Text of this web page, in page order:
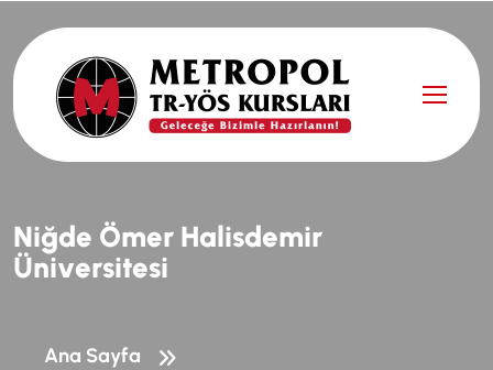
Niğde Ömer Halisdemir
Üniversitesi
Ana Sayfa